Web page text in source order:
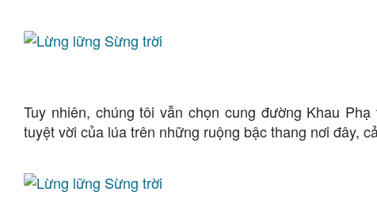
Tuy nhiên, chúng tôi vẫn chọn cung đường Khau
tuyệt vời của lúa trên những ruộng bậc thang nơi đây,